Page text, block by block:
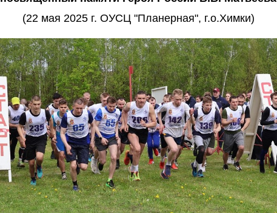
(22 мая 2025 г. ОУСЦ "Планерная", г.о.Химки)